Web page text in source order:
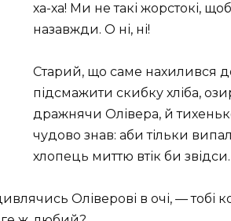
ха-ха! Ми не такі жорстокі,
назавжди. О ні, ні!
Старий, що саме нахилився
підсмажити скибку хліба,
дражнячи Олівера, й
чудово знав: аби тільки
хлопець миттю втік би звідси.
Оліверові в очі, — тобі